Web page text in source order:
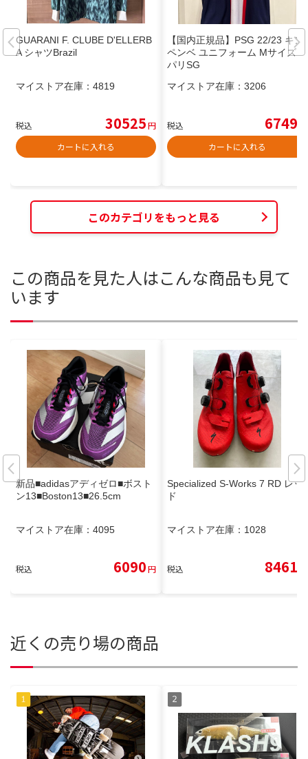
GUARANI F. CLUBE D'ELLERB
A シャツBrazil
マイストア在庫： 4819
税込 30525円
カートに入れる
【国内正規品】PSG 22/23 キン
ペンベ ユニフォーム Mサイズ
パリSG
マイストア在庫： 3206
税込 6749
カートに入れる
このカテゴリをもっと見る
この商品を見た人はこんな商品も見て
います
新品■adidasアディゼロ■ボスト
ン13■Boston13■26.5cm
マイストア在庫： 4095
税込 6090円
Specialized S-Works 7 RD レッ
ド
マイストア在庫： 1028
税込 8461
近くの売り場の商品